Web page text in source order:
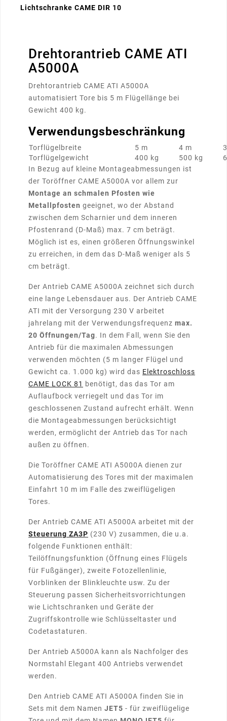
Lichtschranke CAME DIR 10
Drehtorantrieb CAME ATI
A5000A
Drehtorantrieb CAME ATI A5000A
automatisiert Tore bis 5 m Flügellänge bei
Gewicht 400 kg.
Verwendungsbeschränkung
Torflügelbreite 5 m 4 m
Torflügelgewicht
400 kg 500 kg
In Bezug auf kleine Montageabmessungen ist
der Toröffner CAME A5000A vor allem zur
Montage an schmalen Pfosten wie
Metallpfosten geeignet, wo der Abstand
zwischen dem Scharnier und dem inneren
Pfostenrand (D-Maß) max. 7 cm beträgt.
Möglich ist es, einen größeren Öffnungswinkel
zu erreichen, in dem das D-Maß weniger als 5
cm beträgt.
Der Antrieb CAME A5000A zeichnet sich durch
eine lange Lebensdauer aus. Der Antrieb CAME
ATI mit der Versorgung 230 V arbeitet
jahrelang mit der Verwendungsfrequenz max.
20 Öffnungen/Tag. In dem Fall, wenn Sie den
Antrieb für die maximalen Abmessungen
verwenden möchten (5 m langer Flügel und
Gewicht ca. 1.000 kg) wird das Elektroschloss
CAME LOCK 81
benötigt, das das Tor am
Auflaufbock verriegelt und das Tor im
geschlossenen Zustand aufrecht erhält. Wenn
die Montageabmessungen berücksichtigt
werden, ermöglicht der Antrieb das Tor nach
außen zu öffnen.
Die Toröffner CAME ATI A5000A dienen zur
Automatisierung des Tores mit der maximalen
Einfahrt 10 m im Falle des zweiflügeligen
Tores.
Der Antrieb CAME ATI A5000A arbeitet mit der
Steuerung ZA3P (230 V) zusammen, die u.a.
folgende Funktionen enthält:
Teilöffnungsfunktion (Öffnung eines Flügels
für Fußgänger), zweite Fotozellenlinie,
Vorblinken der Blinkleuchte usw. Zu der
Steuerung passen Sicherheitsvorrichtungen
wie Lichtschranken und Geräte der
Zugriffskontrolle wie Schlüsseltaster und
Codetastaturen.
Der Antrieb A5000A kann als Nachfolger des
Normstahl Elegant 400 Antriebs verwendet
werden.
Den Antrieb CAME ATI A5000A finden Sie in
Sets mit dem Namen JET5 - für zweiflügelige